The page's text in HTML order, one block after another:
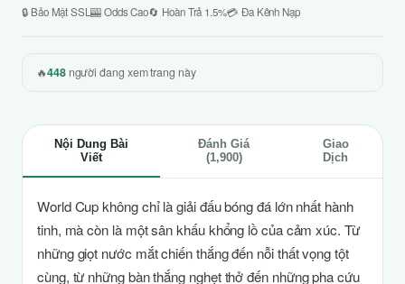
🔒 Bảo Mật SSL 🎰 Odds Cao🔄 Hoàn Trả 1.5%💳 Đa Kênh Nạp
🔥448người đang xem trang này
Nội Dung Bài
Viết
Đánh Giá
(1,900)
Giao
Dịch
World Cup không chỉ là giải đấu bóng đá lớn nhất hành
tinh, mà còn là một sân khấu khổng lồ của cảm xúc. Từ
những giọt nước mắt chiến thắng đến nỗi thất vọng tột
cùng, từ những bàn thắng nghẹt thở đến những pha cứu